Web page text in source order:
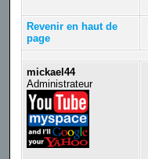
Revenir en haut de
page
mickael44
Administrateur